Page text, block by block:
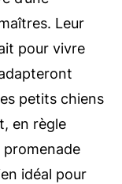
Leur
pour vivre
petits chiens
en règle
promenade
idéal pour